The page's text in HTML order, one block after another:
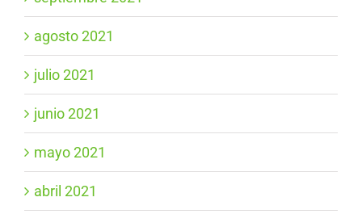
agosto 2021
julio 2021
junio 2021
mayo 2021
abril 2021